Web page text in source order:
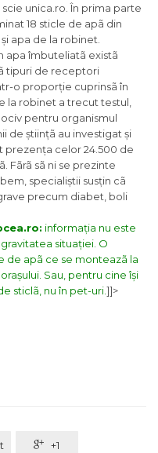
unica.ro. În prima parte
18 sticle de apã din
apa de la robinet.
apa îmbuteliatã existã
tipuri de receptori
o proporție cuprinsã în
la robinet a trecut testul,
pentru organismul
de științã au investigat și
prezența celor 24.500 de
Fãrã sã ni se prezinte
specialiștii susțin cã
precum diabet, boli
informația nu este
situației. O
de apã ce se monteazã la
Sau, pentru cine își
sticlã, nu în pet-uri.]]>
 +1